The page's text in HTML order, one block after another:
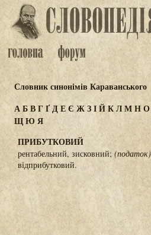
Словник синонімів Караванського
АБВГҐДЕЄ ЖЗІЙКЛМНО
ЩЮ Я
ПРИБУТКОВИЙ
рентабельний, зисковний; (податок)
відприбутковий.